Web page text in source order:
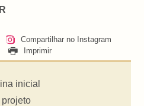
Compartilhar no Instagram
Imprimir
inicial
projeto